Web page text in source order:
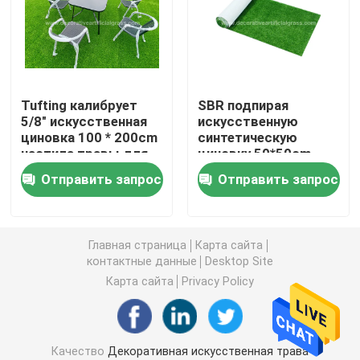
Искусственная дерновина травы
Лепестки искусственных цветов
Шарик искусственного цветка
Искусственные заводы украшения
Декоративные орнаменты
Искусственная циновка мха
Tufting калибрует
5/8" искусственная
циновка 100 * 200cm
настила травы для
террасы балкона
Отправить запрос
SBR подпирая
искусственную
синтетическую
циновку 50*50cm
травы 50mm с
отверстиями
дренажа
Отправить запрос
Главная страница
Карта сайта
контактные данные
Desktop Site
Карта сайта
Privacy Policy
Качество Декоративная искусственная трава